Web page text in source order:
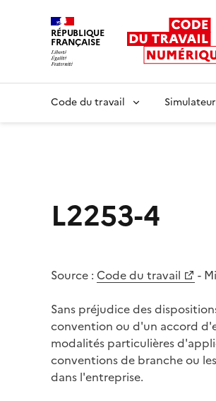
RÉPUBLIQUE
FRANÇAISE
Code du travail
L2253-4
Source : Code du travail -
Sans préjudice des
convention ou d'un accord
modalités particulières
conventions de branche ou
dans l'entreprise.